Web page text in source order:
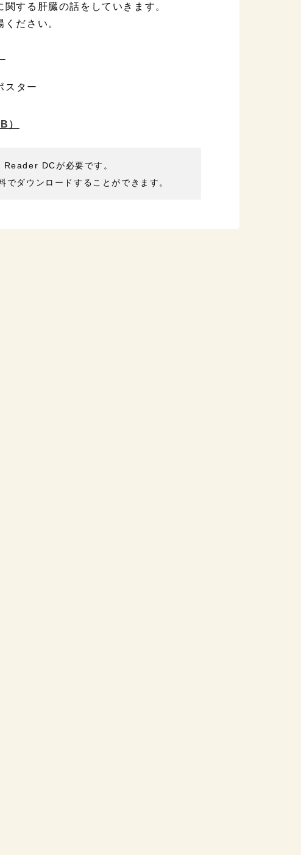
する肝臓の話をしていきます。
ださい。
）
DCが必要です。
でダウンロードすることができます。